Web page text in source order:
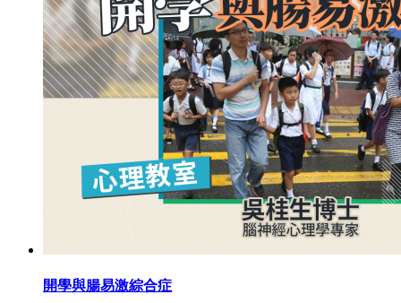
開學與腸易激綜合症